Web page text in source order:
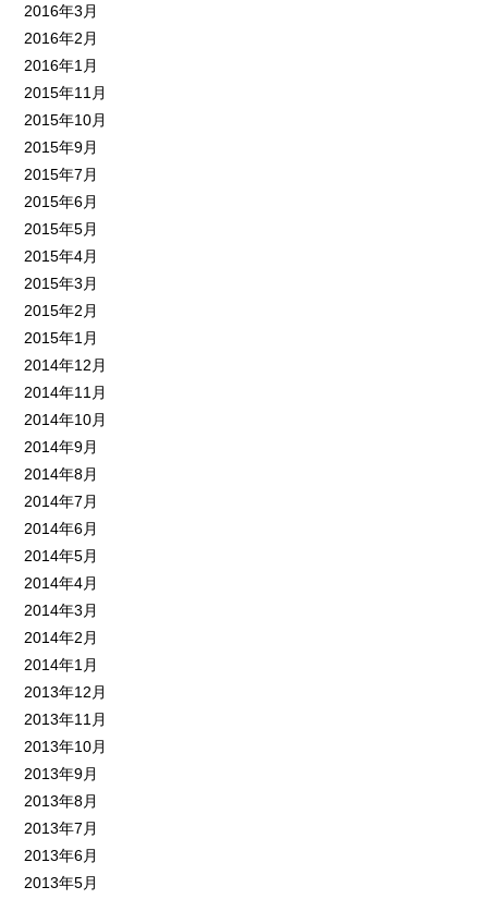
2016年3月
2016年2月
2016年1月
2015年11月
2015年10月
2015年9月
2015年7月
2015年6月
2015年5月
2015年4月
2015年3月
2015年2月
2015年1月
2014年12月
2014年11月
2014年10月
2014年9月
2014年8月
2014年7月
2014年6月
2014年5月
2014年4月
2014年3月
2014年2月
2014年1月
2013年12月
2013年11月
2013年10月
2013年9月
2013年8月
2013年7月
2013年6月
2013年5月